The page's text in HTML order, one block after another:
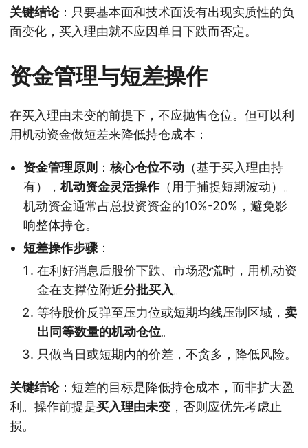
关键结论：只要基本面和技术面没有出现实质性的负
面变化，买入理由就不应因单日下跌而否定。
资金管理与短差操作
在买入理由未变的前提下，不应抛售仓位。但可以利
用机动资金做短差来降低持仓成本：
资金管理原则 ：核心仓位不动 （基于买入理由持
有）， 机动资金灵活操作（用于捕捉短期波动）。
机动资金通常占总投资资金的10%-20%，避免影
响整体持仓。
短差操作步骤 ：
在利好消息后股价下跌、市场恐慌时，用机动资
金在支撑位附近分批买入。
等待股价反弹至压力位或短期均线压制区域， 卖
出同等数量的机动仓位。
只做当日或短期内的价差，不贪多，降低风险。
关键结论：短差的目标是降低持仓成本，而非扩大盈
利。操作前提是买入理由未变 ，否则应优先考虑止
损。